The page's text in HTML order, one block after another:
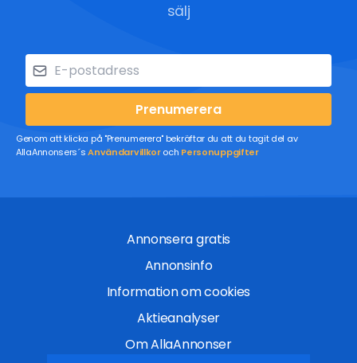
sälj
Prenumerera
Genom att klicka på "Prenumerera" bekräftar du att du tagit del av
AllaAnnonsers´sAnvändarvillkoroch Personuppgifter
Annonsera gratis
Annonsinfo
Information om cookies
Aktieanalyser
Om AllaAnnonser